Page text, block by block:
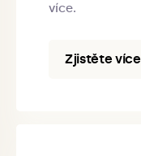
více.
Zjistěte více